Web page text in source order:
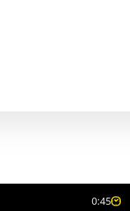
0:45